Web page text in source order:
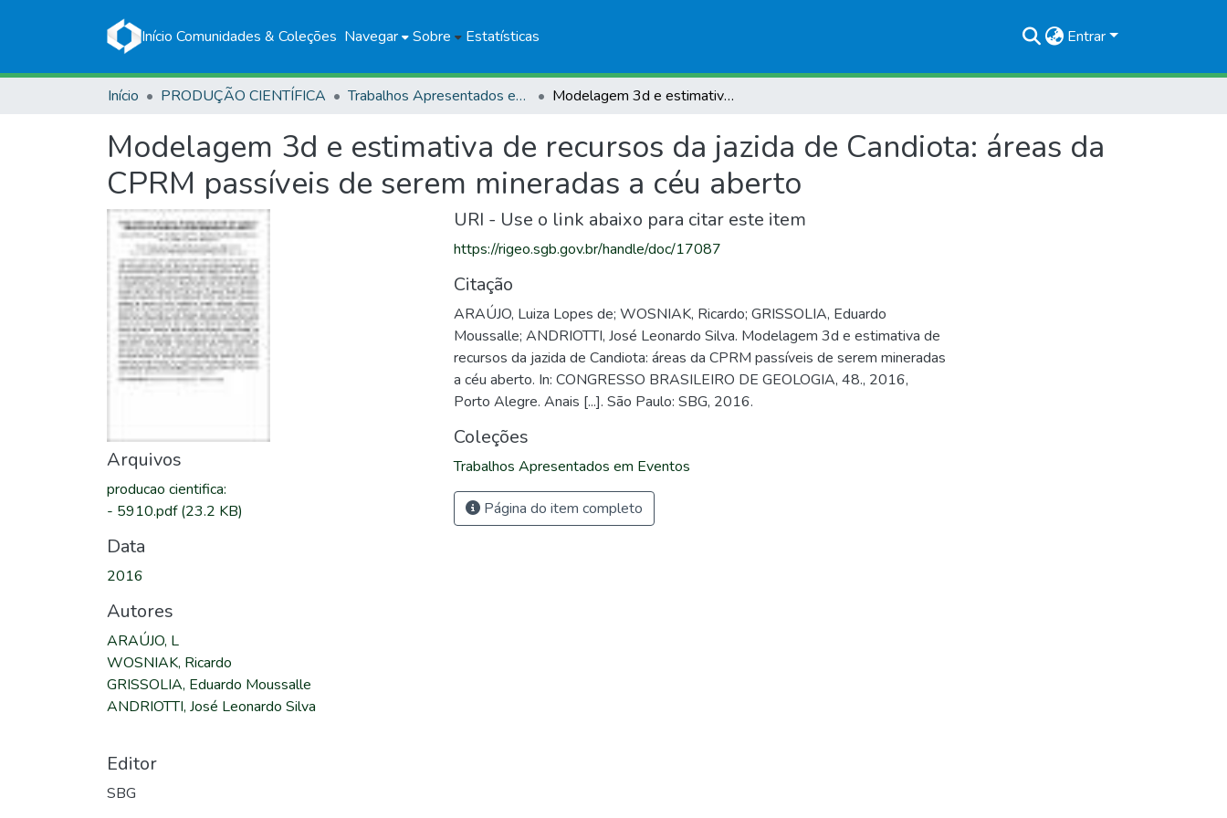
Início Comunidades & Coleções Navegar Sobre Estatísticas Entrar
Início PRODUÇÃO CIENTÍFICA Trabalhos Apresentados em Eventos Modelagem 3d e estimativa de recursos da jazida de Candiota: áreas da CPRM passíveis de serem mineradas a céu aberto
Modelagem 3d e estimativa de recursos da jazida de Candiota: áreas da
CPRM passíveis de serem mineradas a céu aberto
Arquivos
producao cientifica:
- 5910.pdf(23.2 KB)
Data
2016
Autores
ARAÚJO, L
WOSNIAK, Ricardo
GRISSOLIA, Eduardo Moussalle
ANDRIOTTI, José Leonardo Silva
Editor
SBG
URI - Use o link abaixo para citar este item
https://rigeo.sgb.gov.br/handle/doc/17087
Citação
ARAÚJO, Luiza Lopes de; WOSNIAK, Ricardo; GRISSOLIA, Eduardo
Moussalle; ANDRIOTTI, José Leonardo Silva. Modelagem 3d e estimativa de
recursos da jazida de Candiota: áreas da CPRM passíveis de serem mineradas
a céu aberto. In: CONGRESSO BRASILEIRO DE GEOLOGIA, 48., 2016,
Porto Alegre. Anais [...]. São Paulo: SBG, 2016.
Coleções
Trabalhos Apresentados em Eventos
Página do item completo